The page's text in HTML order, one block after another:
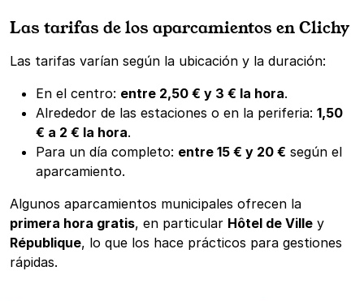
Las tarifas de los aparcamientos en Clichy
Las tarifas varían según la ubicación y la duración:
En el centro: entre 2,50 € y 3 € la hora.
Alrededor de las estaciones o en la periferia: 1,50
€ a 2 € la hora.
Para un día completo: entre 15 € y 20 € según el
aparcamiento.
Algunos aparcamientos municipales ofrecen la
primera hora gratis, en particular Hôtel de Ville y
République, lo que los hace prácticos para gestiones
rápidas.